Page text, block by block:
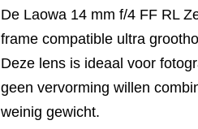
De Laowa 14 mm f/4 FF RL
frame compatible ultra
Deze lens is ideaal voor
geen vervorming willen
weinig gewicht.